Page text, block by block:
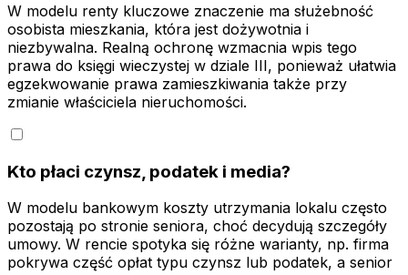
W modelu renty kluczowe znaczenie ma służebność
osobista mieszkania, która jest dożywotnia i
niezbywalna. Realną ochronę wzmacnia wpis tego
prawa do księgi wieczystej w dziale III, ponieważ ułatwia
egzekwowanie prawa zamieszkiwania także przy
zmianie właściciela nieruchomości.
Kto płaci czynsz, podatek i media?
W modelu bankowym koszty utrzymania lokalu często
pozostają po stronie seniora, choć decydują szczegóły
umowy. W rencie spotyka się różne warianty, np. firma
pokrywa część opłat typu czynsz lub podatek, a senior